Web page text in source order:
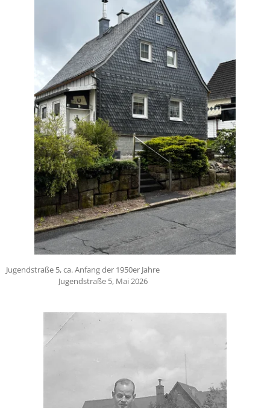
Jugendstraße 5, ca. Anfang der 1950er Jahre
Jugendstraße 5, Mai 2026